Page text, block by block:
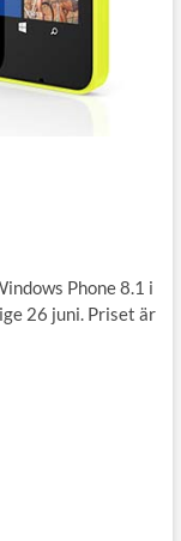
Phone 8.1 i
26 juni. Priset är